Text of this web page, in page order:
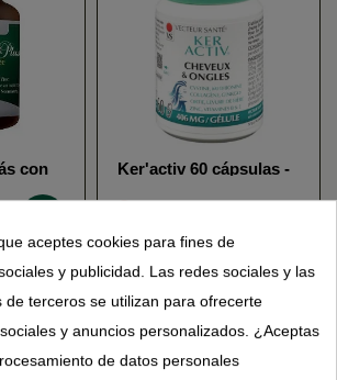
con
Ker'activ 60 cápsulas -
20,95 €
aceptes cookies para fines de
y publicidad. Las redes sociales y las
de terceros se utilizan para ofrecerte
y anuncios personalizados. ¿Aceptas
de datos personales